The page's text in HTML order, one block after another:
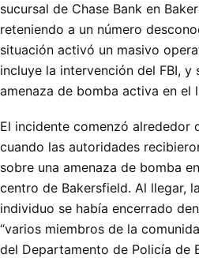
sucursal de Chase Bank en
reteniendo a un número
situación activó un masivo
incluye la intervención del FBI, y
amenaza de bomba activa en el
El incidente comenzó alrededor
cuando las autoridades
sobre una amenaza de bomba
centro de Bakersfield. Al llegar,
individuo se había encerrado
“varios miembros de la
del Departamento de Policía de